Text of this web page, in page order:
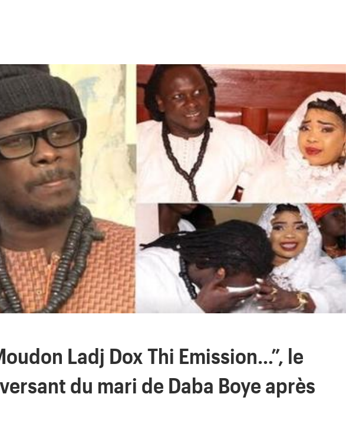
Ladj Dox Thi Emission…”, le
du mari de Daba Boye après